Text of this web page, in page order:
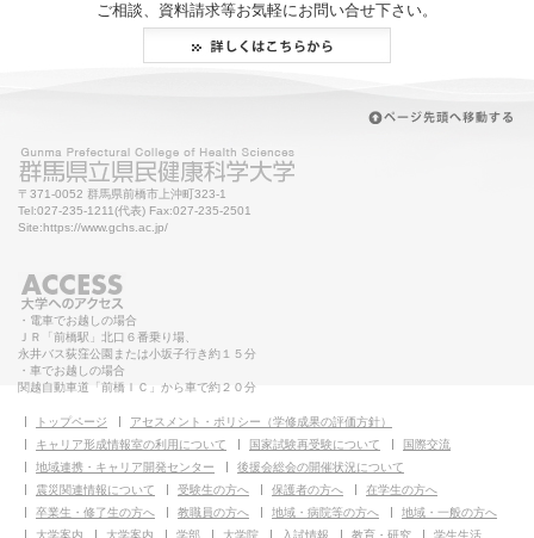
ご相談、資料請求等お気軽にお問い合せ下さい。
〒371-0052 群馬県前橋市上沖町323-1
Tel:027-235-1211(代表) Fax:027-235-2501
Site:https://www.gchs.ac.jp/
・電車でお越しの場合
ＪＲ「前橋駅」北口６番乗り場、
永井バス荻窪公園または小坂子行き約１５分
・車でお越しの場合
関越自動車道「前橋ＩＣ」から車で約２０分
トップページ
アセスメント・ポリシー（学修成果の評価方針）
キャリア形成情報室の利用について
国家試験再受験について
国際交流
地域連携・キャリア開発センター
後援会総会の開催状況について
震災関連情報について
受験生の方へ 保護者の方へ
在学生の方へ
卒業生・修了生の方へ
教職員の方へ 地域・病院等の方へ
地域・一般の方へ
大学案内
大学案内 学部 大学院 入試情報 教育・研究 学生生活